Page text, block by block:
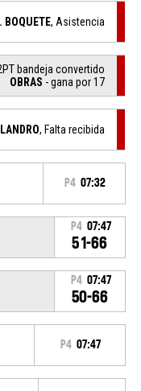
BOQUETE, Asistencia
bandeja convertido
OBRAS - gana por 17
, Falta recibida
P4 07:32
P4 07:47
51-66
P4 07:47
50-66
P4 07:47